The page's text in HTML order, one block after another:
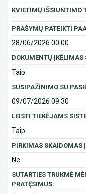
KVIETIMŲ IŠSIUNTIMO
PRAŠYMŲ PATEIKTI
28/06/2026 00:00
DOKUMENTŲ
Taip
SUSIPAŽINIMO SU
09/07/2026 09:30
LEISTI TIEKĖJAMS
Taip
PIRKIMAS SKAIDOMAS
Ne
SUTARTIES TRUKMĖ
PRATĘSIMUS: